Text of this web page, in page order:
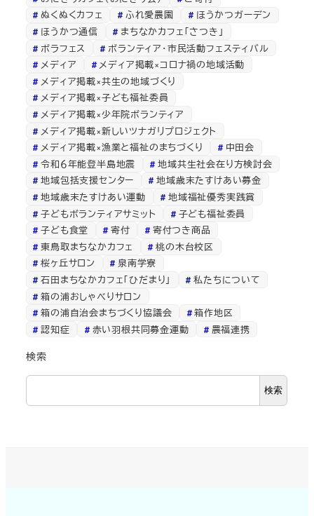
ぬくぬくカフェ
ふれ愛農園
ほうかつガーデン
ほうかつ通信
まちなかカフェ「さつき」
ボラフェス
ボランティア・市民活動フェスティバル
メディア
メディア掲載×コロナ禍の地域活動
メディア掲載×共生の地域づくり
メディア掲載×子ども福祉委員
メディア掲載×少年院ボランティア
メディア掲載×新しいツナガリプロジェクト
メディア掲載×漁業と福祉のまちづくり
中田会
令和６年能登半島地震
地域共生社会在り方検討会
地域包括支援センター
地域歳末たすけあい募金
地域歳末たすけあい運動
地域福祉優秀実践賞
子どもボランティアサミット
子ども福祉委員
子ども食堂
寄付
寄付つき商品
東鳥取まちなかカフェ
桃の木台校区
桜ヶ丘サロン
泉南学寮
石田まちなかカフェ「ひだまり」
私たちについて
箱の浦おしゃべりサロン
箱の浦自治会まちづくり協議会
箱作地区
認知症
赤い羽根共同募金運動 農福連携
検索
検索